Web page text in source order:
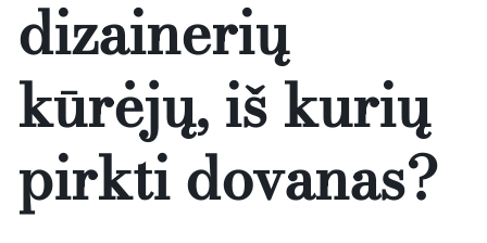
dizainerių
kūrėjų, iš kurių
pirkti dovanas?